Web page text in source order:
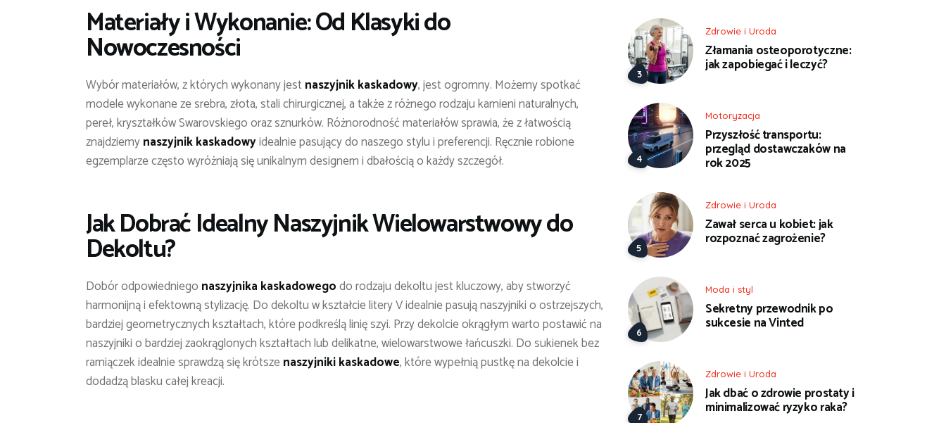
Materiały i Wykonanie: Od Klasyki do
Nowoczesności
Wybór materiałów, z których wykonany jestnaszyjnik kaskadowy, jest ogromny. Możemy spotkać
modele wykonane ze srebra, złota, stali chirurgicznej, a także z różnego rodzaju kamieni naturalnych,
pereł, kryształków Swarovskiego oraz sznurków. Różnorodność materiałów sprawia, że z łatwością
znajdziemynaszyjnik kaskadowyidealnie pasujący do naszego stylu i preferencji. Ręcznie robione
egzemplarze często wyróżniają się unikalnym designem i dbałością o każdy szczegół.
Jak Dobrać Idealny Naszyjnik Wielowarstwowy do
Dekoltu?
Dobór odpowiedniego naszyjnika kaskadowegodo rodzaju dekoltu jest kluczowy, aby stworzyć
harmonijną i efektowną stylizację. Do dekoltu w kształcie litery V idealnie pasują naszyjniki o ostrzejszych,
bardziej geometrycznych kształtach, które podkreślą linię szyi. Przy dekolcie okrągłym warto postawić na
naszyjniki o bardziej zaokrąglonych kształtach lub delikatne, wielowarstwowe łańcuszki. Do sukienek bez
ramiączek idealnie sprawdzą się krótszenaszyjniki kaskadowe, które wypełnią pustkę na dekolcie i
dodadzą blasku całej kreacji.
Zdrowie i Uroda
Złamania osteoporotyczne:
jak zapobiegać i leczyć?
Motoryzacja
Przyszłość transportu:
przegląd dostawczaków na
rok 2025
Zdrowie i Uroda
Zawał serca u kobiet: jak
rozpoznać zagrożenie?
Moda i styl
Sekretny przewodnik po
sukcesie na Vinted
Zdrowie i Uroda
Jak dbać o zdrowie prostaty i
minimalizować ryzyko raka?